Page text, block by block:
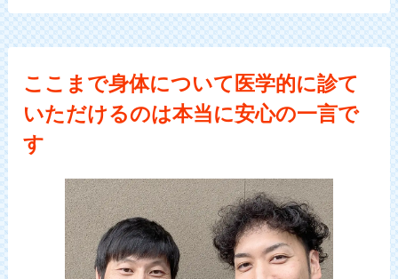
ここまで身体について医学的に診て
いただけるのは本当に安心の一言で
す